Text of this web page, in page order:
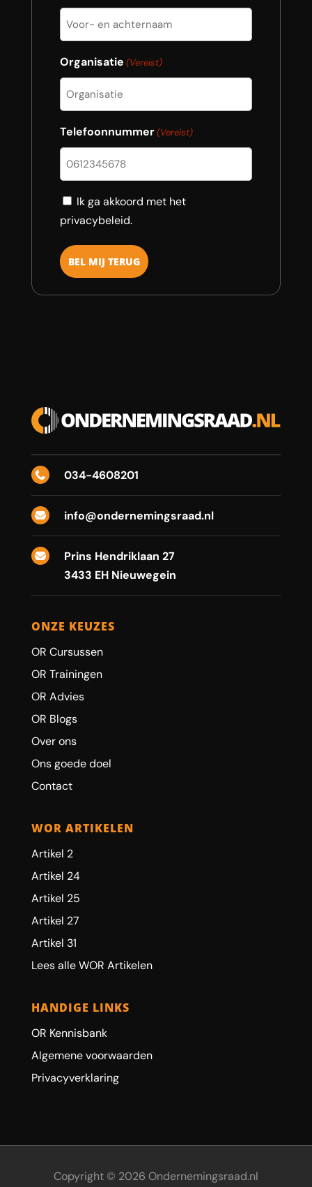
Organisatie (Vereist)
Telefoonnummer(Vereist)
Consent
Ik ga akkoord met het
privacybeleid.
 034-4608201
 info@ondernemingsraad.nl

Prins Hendriklaan 27
3433 EH Nieuwegein
ONZE KEUZES
OR Cursussen
OR Trainingen
OR Advies
OR Blogs
Over ons
Ons goede doel
Contact
WOR ARTIKELEN
Artikel 2
Artikel 24
Artikel 25
Artikel 27
Artikel 31
Lees alle WOR Artikelen
HANDIGE LINKS
OR Kennisbank
Algemene voorwaarden
Privacyverklaring
Copyright © 2026 Ondernemingsraad.nl